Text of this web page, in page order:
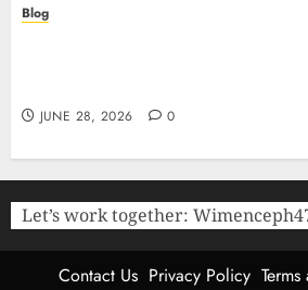
Blog
JUNE 28, 2026 0
Let’s work together:
Contact Us Privacy Policy